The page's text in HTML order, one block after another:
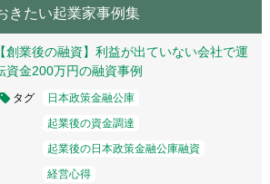
きたい起業家事例集
【創業後の融資】利益が出ていない会社で運
資金200万円の融資事例
タグ
日本政策金融公庫
起業後の資金調達
起業後の日本政策金融公庫融資
経営心得